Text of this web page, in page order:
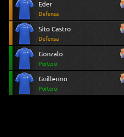
Eder
Defensa
Sito Castro
Defensa
Gonzalo
Portero
Guillermo
Portero